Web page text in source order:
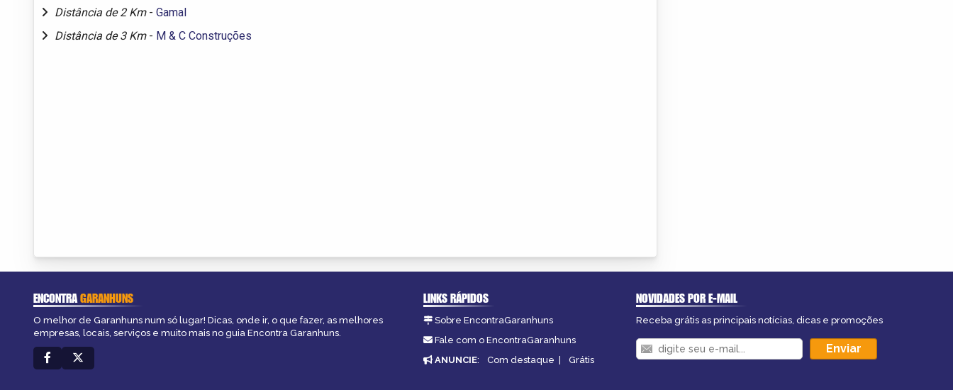
Distância de 2 Km - Gamal
Distância de 3 Km - M & C Construções
ENCONTRAGARANHUNS
O melhor de Garanhuns num só lugar! Dicas, onde ir, o que fazer, as melhores
empresas, locais, serviços e muito mais no guia Encontra Garanhuns.
LINKS RÁPIDOS
Sobre EncontraGaranhuns
Fale com o EncontraGaranhuns
ANUNCIE: Com destaque | Grátis
NOVIDADES POR E-MAIL
Receba grátis as principais notícias, dicas e promoções